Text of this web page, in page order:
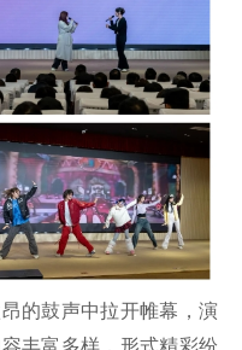
的鼓声中拉开帷幕，演
丰富多样，形式精彩纷